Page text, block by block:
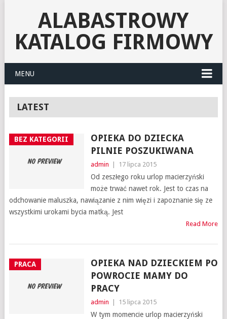
ALABASTROWY
KATALOG FIRMOWY
MENU
LATEST
BEZ KATEGORII
OPIEKA DO DZIECKA
PILNIE POSZUKIWANA
admin 17 lipca 2015
Od zeszłego roku urlop macierzyński
może trwać nawet rok. Jest to czas na
odchowanie maluszka, nawiązanie z nim więzi i zapoznanie się ze
wszystkimi urokami bycia matką. Jest
Read More
PRACA
OPIEKA NAD DZIECKIEM PO
POWROCIE MAMY DO
PRACY
admin 15 lipca 2015
W tym momencie urlop macierzyński